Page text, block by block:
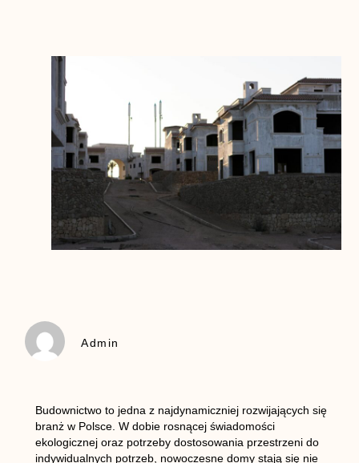
Admin
Budownictwo to jedna z najdynamiczniej rozwijających się
branż w Polsce. W dobie rosnącej świadomości
ekologicznej oraz potrzeby dostosowania przestrzeni do
indywidualnych potrzeb, nowoczesne domy stają się nie